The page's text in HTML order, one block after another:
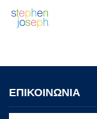
ΕΠΙΚΟΙΝΩΝΙΑ